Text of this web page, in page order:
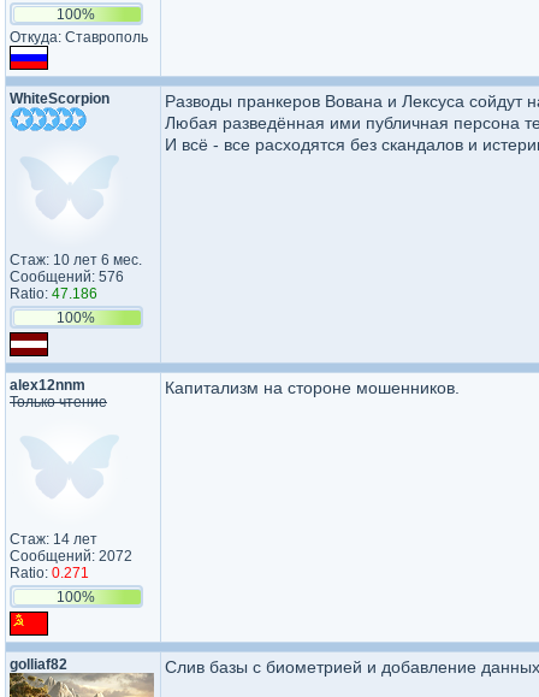
100%
Откуда: Ставрополь
WhiteScorpion
Стаж: 10 лет 6 мес.
Сообщений: 576
Ratio: 47.186
100%
Разводы пранкеров Вована и Лексуса сойдут
Любая разведённая ими публичная персона
И всё - все расходятся без скандалов и
alex12nnm
Только чтение
Стаж: 14 лет
Сообщений: 2072
Ratio: 0.271
100%
Капитализм на стороне мошенников.
golliaf82 Слив базы с биометрией и добавление